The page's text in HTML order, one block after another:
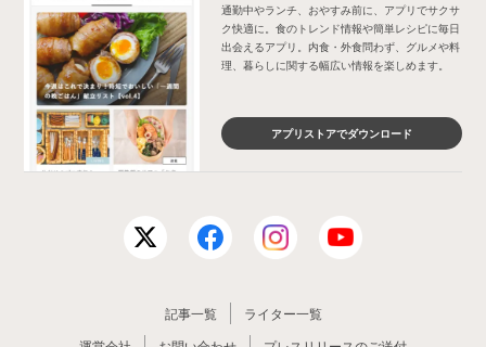
通勤中やランチ、おやすみ前に、アプリでサクサ
ク快適に。食のトレンド情報や簡単レシピに毎日
出会えるアプリ。内食・外食問わず、グルメや料
理、暮らしに関する幅広い情報を楽しめます。
アプリストアでダウンロード
記事一覧
ライター一覧